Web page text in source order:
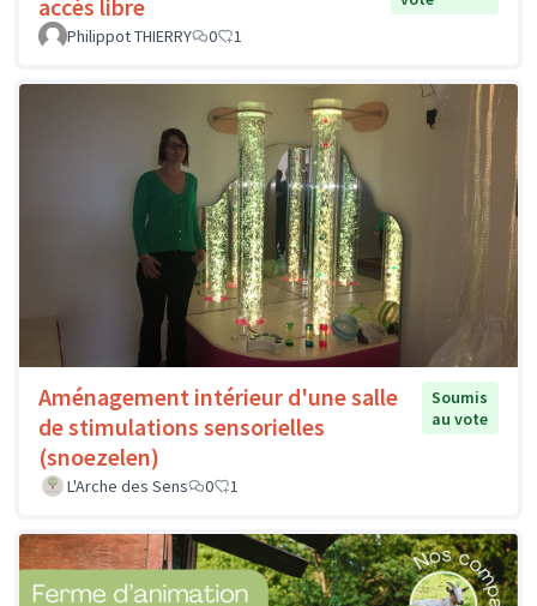
accès libre
Philippot THIERRY
0 1
Aménagement intérieur d'une salle
de stimulations sensorielles
(snoezelen)
Soumis
au vote
L'Arche des Sens 0 1